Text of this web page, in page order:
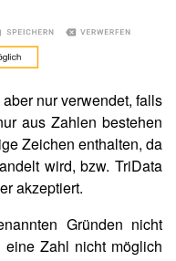
nur verwendet, falls
aus Zahlen bestehen
Zeichen enthalten, da
wird, bzw. TriData
akzeptiert.
Gründen nicht
Zahl nicht möglich